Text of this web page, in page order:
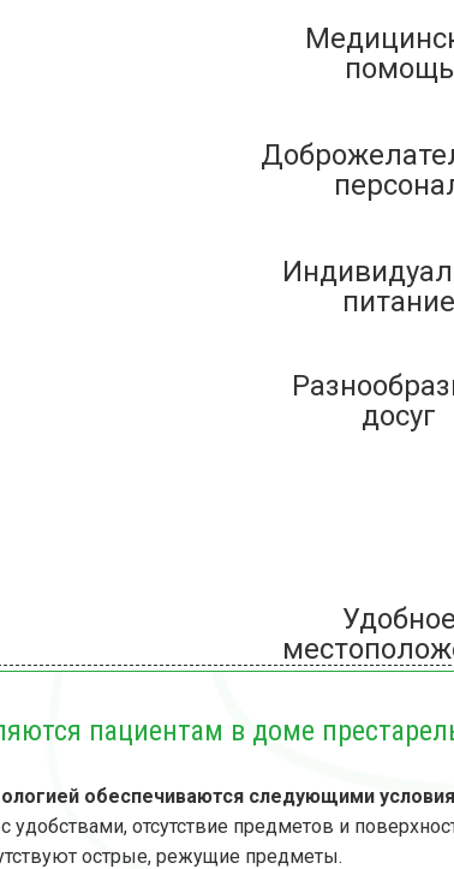
помощь
питание
досуг
Удобное
пациентам в доме
обеспечиваются следующими
отсутствие предметов и
острые, режущие предметы.